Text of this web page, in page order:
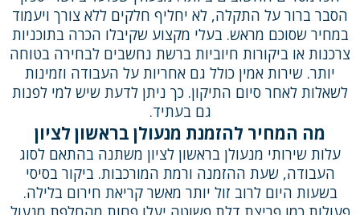
הסבר ברור על התקלה, לא יחליף חלקים ללא צורך ויעמוד
במחיר שסוכם מראש. בעלי מקצוע שקיבלו הכרה בתוכניות
צרכנות או ביקורות חיוביות ברשת נחשבים לבחירה בטוחה
יותר. שירות אמין כולל גם אחריות על העבודה וזמינות
לשאלות לאחר סיום התיקון. כך ניתן לדעת שיש למי לפנות
גם בעתיד.
מה המחיר להזמנת מנעולן בראשון לציון
עלות שירותי מנעולן בראשון לציון משתנה בהתאם לסוג
העבודה, שעת ההזמנה ורמת המורכבות. ביקור בסיסי
בשעות היום לרוב זול יותר מאשר קריאת חירום בלילה.